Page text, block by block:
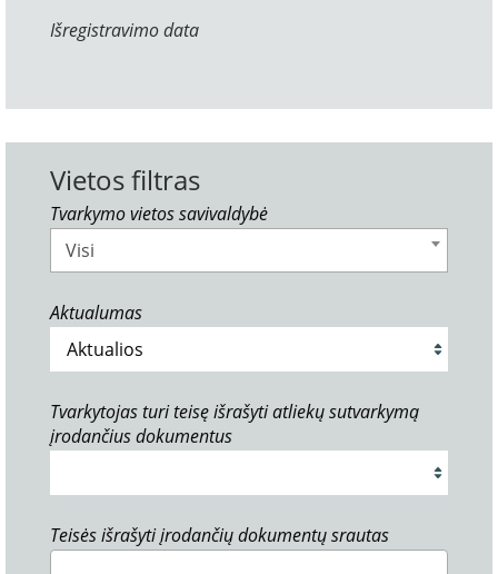
Išregistravimo data
Vietos filtras
Tvarkymo vietos savivaldybė
Visi
Aktualumas
Tvarkytojas turi teisę išrašyti atliekų sutvarkymą
įrodančius dokumentus
Teisės išrašyti įrodančių dokumentų srautas